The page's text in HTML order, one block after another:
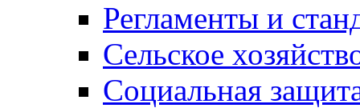
Регламенты и
Сельское
Социальная